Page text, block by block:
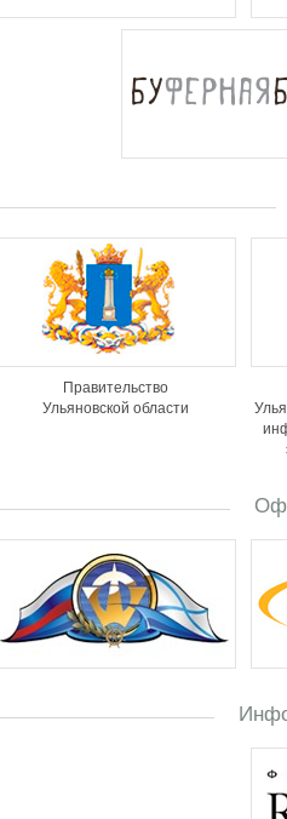
Правительство
Ульяновской области